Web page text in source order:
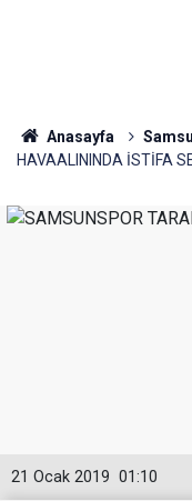
Anasayfa
HAVAALININDA İSTİFA
01:10
21 Ocak 2019